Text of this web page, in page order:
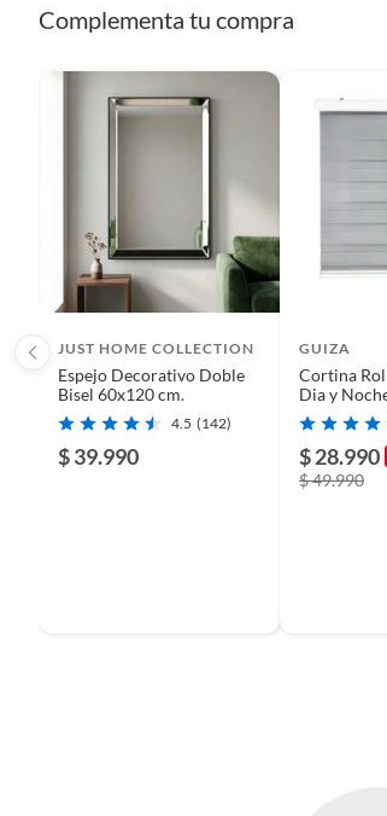
Complementa tu compra
JUST HOME COLLECTION
Espejo Decorativo Doble
Bisel 60x120 cm.
4.5 (142)
$ 39.990
GUIZA
Cortina
Dia y
Guiza
$ 28.990
$ 49.990